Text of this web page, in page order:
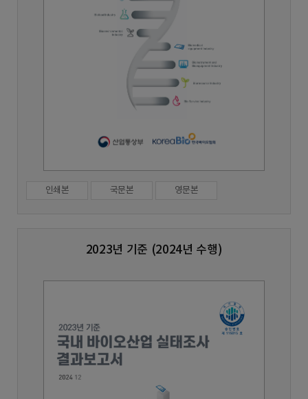
인쇄본 국문본 영문본
2023년 기준 (2024년 수행)